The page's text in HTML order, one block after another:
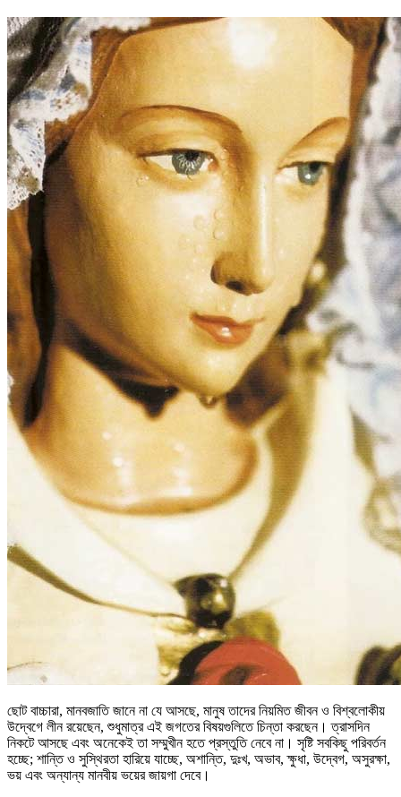
ছোট বাচ্চারা, মানবজাতি জানে না যে আসছে, মানুষ তাদের নিয়মিত জীবন ও বিশ্বলোকীয়
উদ্বেগে লীন রয়েছেন, শুধুমাত্র এই জগতের বিষয়গুলিতে চিন্তা করছেন। ত্রাসদিন
নিকটে আসছে এবং অনেকেই তা সম্মুখীন হতে প্রস্তুতি নেবে না। সৃষ্টি সবকিছু পরিবর্তন
হচ্ছে; শান্তি ও সুস্থিরতা হারিয়ে যাচ্ছে, অশান্তি, দুঃখ, অভাব, ক্ষুধা, উদ্বেগ, অসুরক্ষা,
ভয় এবং অন্যান্য মানবীয় ভয়ের জায়গা দেবে।